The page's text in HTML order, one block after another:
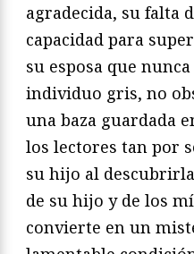
agradecida, su falta
capacidad para
su esposa que
individuo gris, no
una baza guardada
los lectores tan por
su hijo al
de su hijo y de los
convierte en un